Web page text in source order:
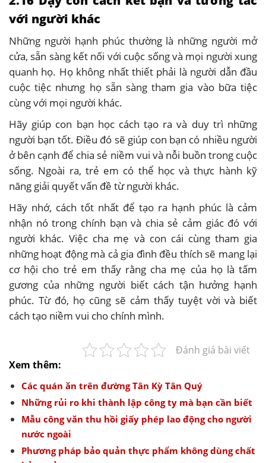
với người khác
Những người hạnh phúc thường là những người mở
cửa, sẵn sàng kết nối với cuộc sống và mọi người xung
quanh họ. Họ không nhất thiết phải là người dẫn đầu
cuộc tiệc nhưng họ sẵn sàng tham gia vào bữa tiệc
cùng với mọi người khác.
Hãy giúp con bạn học cách tạo ra và duy trì những
người bạn tốt. Điều đó sẽ giúp con bạn có nhiều người
ở bên cạnh để chia sẻ niềm vui và nỗi buồn trong cuộc
sống. Ngoài ra, trẻ em có thể học và thực hành kỹ
năng giải quyết vấn đề từ người khác.
Hãy nhớ, cách tốt nhất để tạo ra hạnh phúc là cảm
nhận nó trong chính bạn và chia sẻ cảm giác đó với
người khác. Việc cha mẹ và con cái cùng tham gia
những hoạt động mà cả gia đình đều thích sẽ mang lại
cơ hội cho trẻ em thấy rằng cha mẹ của họ là tấm
gương của những người biết cách tận hưởng hạnh
phúc. Từ đó, họ cũng sẽ cảm thấy tuyệt vời và biết
cách tạo niềm vui cho chính mình.
Đánh giá bài viết
Xem thêm:
Các quán ăn trên đường Tân Kỳ Tân Quý
Những rủi ro khi thành lập công ty mà bạn cần biết
Mẫu công văn thu hồi giấy phép lao động cho người
nước ngoài
Phương pháp bảo quản thực phẩm không dùng chất